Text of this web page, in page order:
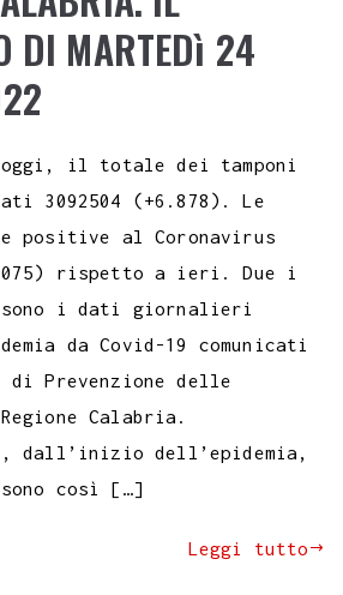
DI MARTEDì 24
il totale dei tamponi
3092504 (+6.878). Le
positive al Coronavirus
rispetto a ieri. Due i
sono i dati giornalieri
da Covid-19 comunicati
Prevenzione delle
Calabria.
dall’inizio dell’epidemia,
così […]
Leggi tutto